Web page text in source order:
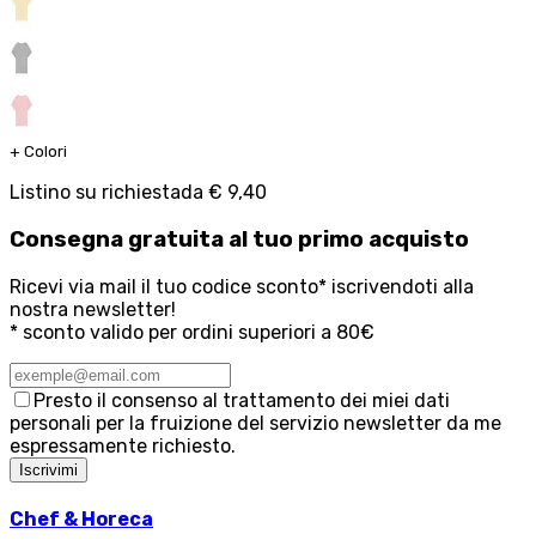
+ Colori
Listino su richiestada € 9,40
Consegna gratuita al tuo primo acquisto
Ricevi via mail il tuo codice sconto* iscrivendoti alla
nostra newsletter!
* sconto valido per ordini superiori a 80€
Presto il consenso al trattamento dei miei dati
personali per la fruizione del servizio newsletter da me
espressamente richiesto.
Iscrivimi
Chef & Horeca